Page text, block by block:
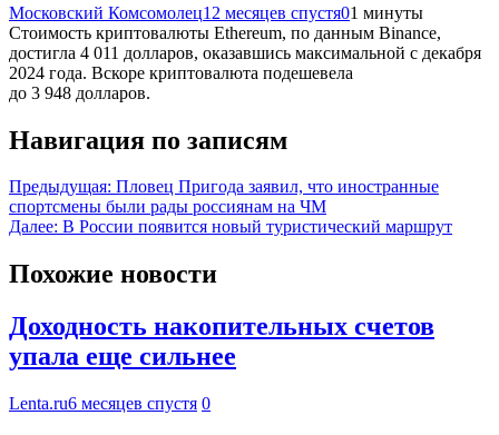
Московский Комсомолец12 месяцев спустя01 минуты
Стоимость криптовалюты Ethereum, по данным Binance,
достигла 4 011 долларов, оказавшись максимальной с декабря
2024 года. Вскоре криптовалюта подешевела
до 3 948 долларов.
Навигация по записям
Предыдущая: Пловец Пригода заявил, что иностранные
спортсмены были рады россиянам на ЧМ
Далее: В России появится новый туристический маршрут
Похожие новости
Доходность накопительных счетов
упала еще сильнее
Lenta.ru6 месяцев спустя 0